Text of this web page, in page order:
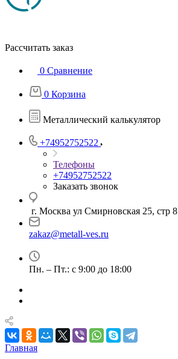
Рассчитать заказ
0 Сравнение
0 Корзина
Металлический калькулятор
+74952752522
Телефоны
+74952752522
Заказать звонок
г. Москва ул Смирновская 25, стр 8
zakaz@metall-ves.ru
Пн. – Пт.: с 9:00 до 18:00
Главная